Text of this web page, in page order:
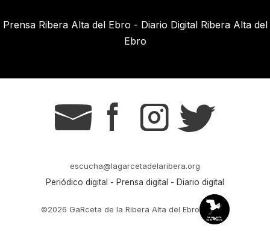
Prensa Ribera Alta del Ebro - Diario Digital Ribera Alta del
Ebro
g s t r
escucha@lagarcetadelaribera.org
Periódico digital - Prensa digital - Diario digital
©2026 GaRceta de la Ribera Alta del Ebro